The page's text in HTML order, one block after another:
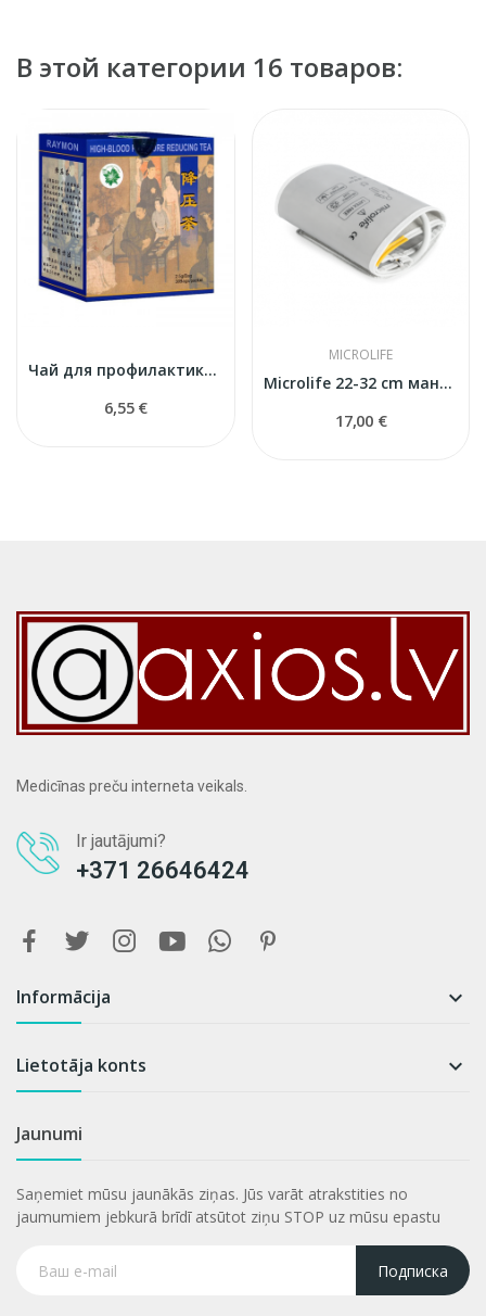
В этой категории 16 товаров:
Чай для профилактики высокого кровяного давления
6,55 €
MICROLIFE
Microlife 22-32 cm манжета для тонометра
17,00 €
Medicīnas preču interneta veikals.
Ir jautājumi?
+371 26646424
Informācija 
Lietotāja konts 
Jaunumi
Saņemiet mūsu jaunākās ziņas. Jūs varāt atrakstities no
jaumumiem jebkurā brīdī atsūtot ziņu STOP uz mūsu epastu
Подписка